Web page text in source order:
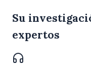
Su
expertos